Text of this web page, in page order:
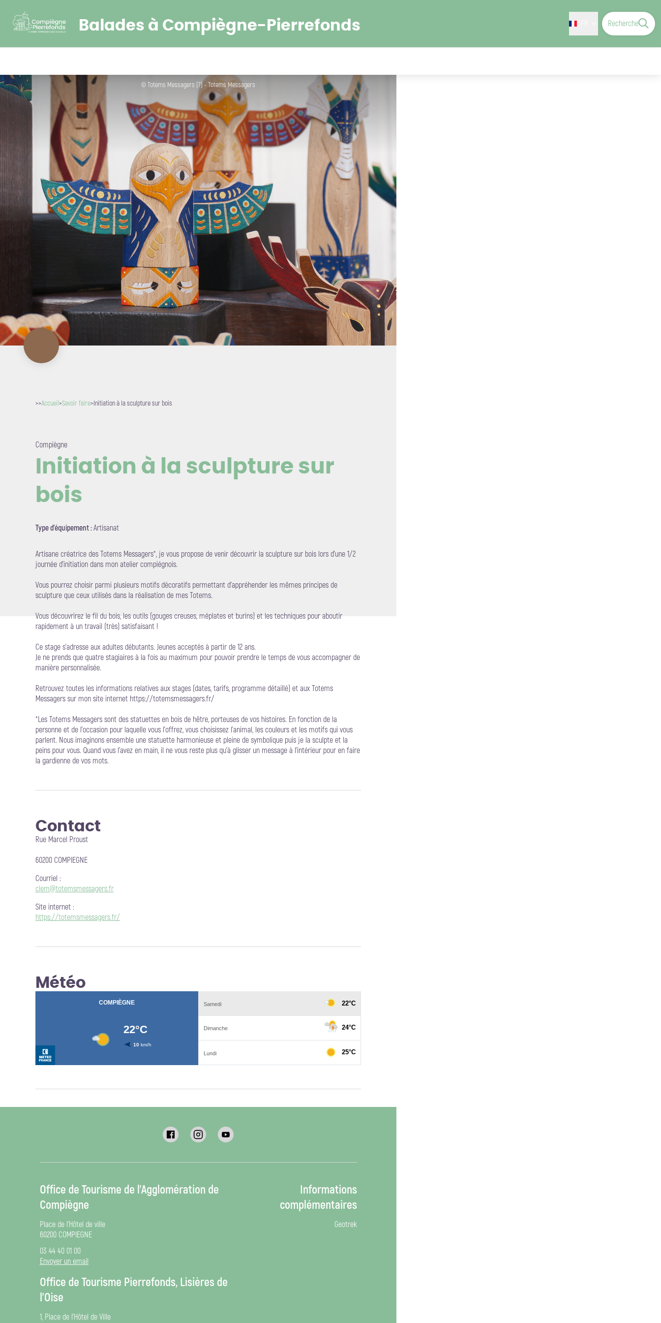
Balades à Compiègne-Pierrefonds Recherche
© Totems Messagers (7) - Totems Messagers
>>Accueil>Savoir faire>Initiation à la sculpture sur bois
Compiègne
Initiation à la sculpture sur
bois
Type d'équipement :Artisanat
Artisane créatrice des Totems Messagers*, je vous propose de venir découvrir la sculpture sur bois lors d'une 1/2
journée d'initiation dans mon atelier compiégnois.
Vous pourrez choisir parmi plusieurs motifs décoratifs permettant d'appréhender les mêmes principes de
sculpture que ceux utilisés dans la réalisation de mes Totems.
Vous découvrirez le fil du bois, les outils (gouges creuses, méplates et burins) et les techniques pour aboutir
rapidement à un travail (très) satisfaisant !
Ce stage s'adresse aux adultes débutants. Jeunes acceptés à partir de 12 ans.
Je ne prends que quatre stagiaires à la fois au maximum pour pouvoir prendre le temps de vous accompagner de
manière personnalisée.
Retrouvez toutes les informations relatives aux stages (dates, tarifs, programme détaillé) et aux Totems
Messagers sur mon site internet https://totemsmessagers.fr/
*Les Totems Messagers sont des statuettes en bois de hêtre, porteuses de vos histoires. En fonction de la
personne et de l'occasion pour laquelle vous l'offrez, vous choisissez l'animal, les couleurs et les motifs qui vous
parlent. Nous imaginons ensemble une statuette harmonieuse et pleine de symbolique puis je la sculpte et la
peins pour vous. Quand vous l'avez en main, il ne vous reste plus qu'à glisser un message à l'intérieur pour en faire
la gardienne de vos mots.
Contact
Rue Marcel Proust
60200 COMPIEGNE
Courriel :
clem@totemsmessagers.fr
Site internet :
https://totemsmessagers.fr/
Météo
Office de Tourisme de l’Agglomération de
Compiègne
Place de l’Hôtel de ville
60200 COMPIEGNE
03 44 40 01 00
Envoyer un email
Office de Tourisme Pierrefonds, Lisières de
l’Oise
1, Place de l’Hôtel de Ville
Informations
complémentaires
Geotrek